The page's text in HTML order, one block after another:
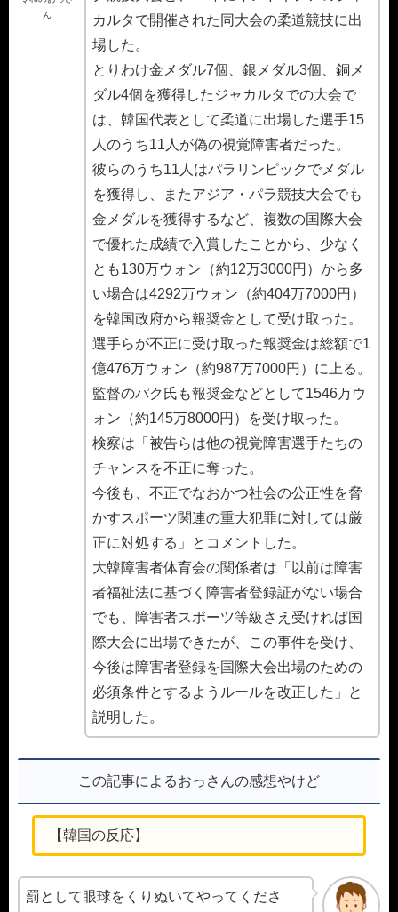
ん
カルタで開催された同大会の柔道競技に出
場した。
とりわけ金メダル7個、銀メダル3個、銅メ
ダル4個を獲得したジャカルタでの大会で
は、韓国代表として柔道に出場した選手15
人のうち11人が偽の視覚障害者だった。
彼らのうち11人はパラリンピックでメダル
を獲得し、またアジア・パラ競技大会でも
金メダルを獲得するなど、複数の国際大会
で優れた成績で入賞したことから、少なく
とも130万ウォン（約12万3000円）から多
い場合は4292万ウォン（約404万7000円）
を韓国政府から報奨金として受け取った。
選手らが不正に受け取った報奨金は総額で1
億476万ウォン（約987万7000円）に上る。
監督のパク氏も報奨金などとして1546万ウ
ォン（約145万8000円）を受け取った。
検察は「被告らは他の視覚障害選手たちの
チャンスを不正に奪った。
今後も、不正でなおかつ社会の公正性を脅
かすスポーツ関連の重大犯罪に対しては厳
正に対処する」とコメントした。
大韓障害者体育会の関係者は「以前は障害
者福祉法に基づく障害者登録証がない場合
でも、障害者スポーツ等級さえ受ければ国
際大会に出場できたが、この事件を受け、
今後は障害者登録を国際大会出場のための
必須条件とするようルールを改正した」と
説明した。
この記事によるおっさんの感想やけど
【韓国の反応】
罰として眼球をくりぬいてやってくださ